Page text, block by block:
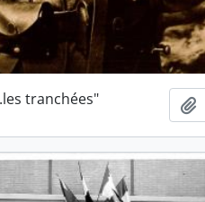
tranchées"